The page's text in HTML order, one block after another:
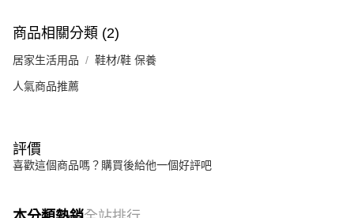
商品相關分類 (2)
居家生活用品 鞋材/鞋 保養
人氣商品推薦
評價
喜歡這個商品嗎？購買後給他一個好評吧